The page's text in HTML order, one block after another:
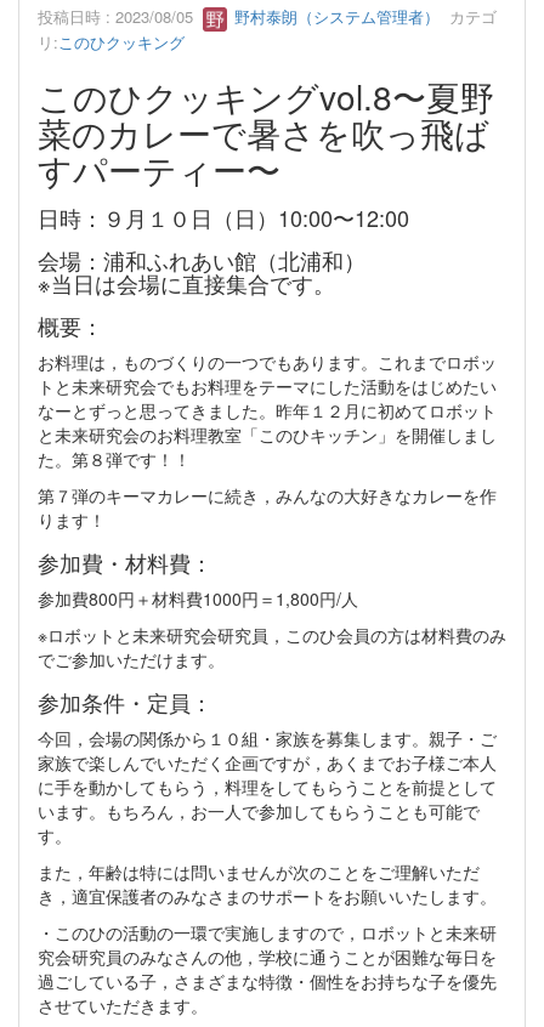
投稿日時 : 2023/08/05 野村泰朗（システム管理者）
カテゴ
リ: このひクッキング
このひクッキングvol.8〜夏野
菜のカレーで暑さを吹っ飛ば
すパーティー〜
日時：９月１０日（日）10:00〜12:00
会場：浦和ふれあい館（北浦和）
※当日は会場に直接集合です。
概要：
お料理は，ものづくりの一つでもあります。これまでロボッ
トと未来研究会でもお料理をテーマにした活動をはじめたい
なーとずっと思ってきました。昨年１２月に初めてロボット
と未来研究会のお料理教室「このひキッチン」を開催しまし
た。第８弾です！！
第７弾のキーマカレーに続き，みんなの大好きなカレーを作
ります！
参加費・材料費：
参加費800円＋材料費1000円＝1,800円/人
※ロボットと未来研究会研究員，このひ会員の方は材料費のみ
でご参加いただけます。
参加条件・定員：
今回，会場の関係から１０組・家族を募集します。親子・ご
家族で楽しんでいただく企画ですが，あくまでお子様ご本人
に手を動かしてもらう，料理をしてもらうことを前提として
います。もちろん，お一人で参加してもらうことも可能で
す。
また，年齢は特には問いませんが次のことをご理解いただ
き，適宜保護者のみなさまのサポートをお願いいたします。
・このひの活動の一環で実施しますので，ロボットと未来研
究会研究員のみなさんの他，学校に通うことが困難な毎日を
過ごしている子，さまざまな特徴・個性をお持ちな子を優先
させていただきます。